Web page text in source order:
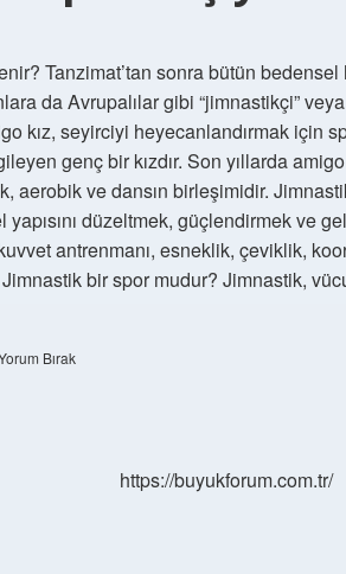
Tanzimat’tan sonra bütün
da Avrupalılar gibi “jimnastikçi”
kız, seyirciyi heyecanlandırmak için
genç bir kızdır. Son yıllarda
aerobik ve dansın birleşimidir.
düzeltmek, güçlendirmek ve
antrenmanı, esneklik, çeviklik,
bir spor mudur? Jimnastik,
Bırak
https://buyukforum.com.tr/